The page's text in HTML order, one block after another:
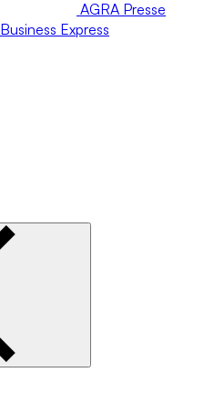
AGRA Presse
Business Express